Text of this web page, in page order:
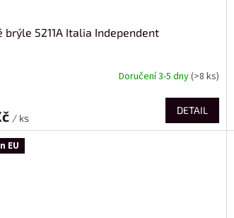
brýle 5211A Italia Independent
Doručení 3-5 dny(>8 ks)
/ ks
DETAIL
EU